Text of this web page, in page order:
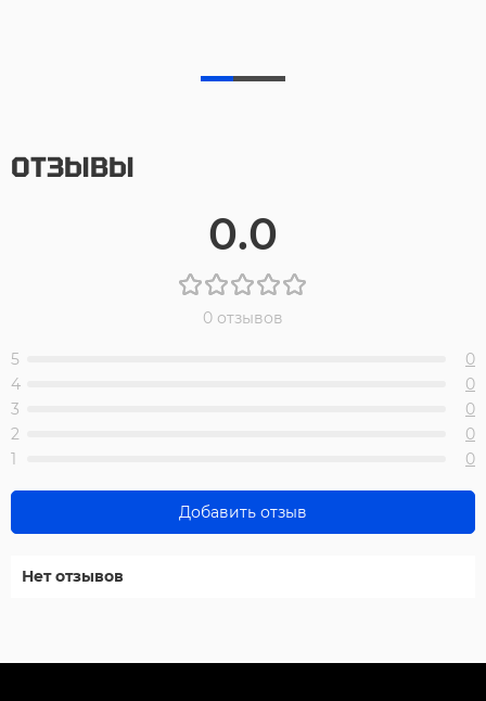
ОТЗЫВЫ
0.0
0 отзывов
5
0
4
0
3
0
2
0
1
0
Добавить отзыв
Нет отзывов